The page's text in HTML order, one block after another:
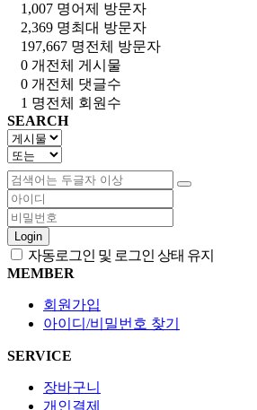
1,007 명어제 방문자
2,369 명최대 방문자
197,667 명전체 방문자
0 개 전체 게시물
0 개 전체 댓글수
1 명전체 회원수
SEARCH
Login
자동로그인 및 로그인 상태 유지
MEMBER
회원가입
아이디/비밀번호 찾기
SERVICE
장바구니
개인결제